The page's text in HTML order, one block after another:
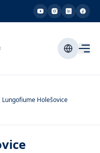
Lungofiume Holešovice